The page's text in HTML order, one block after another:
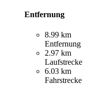
Entfernung
8.99 km
Entfernung
2.97 km
Laufstrecke
6.03 km
Fahrstrecke